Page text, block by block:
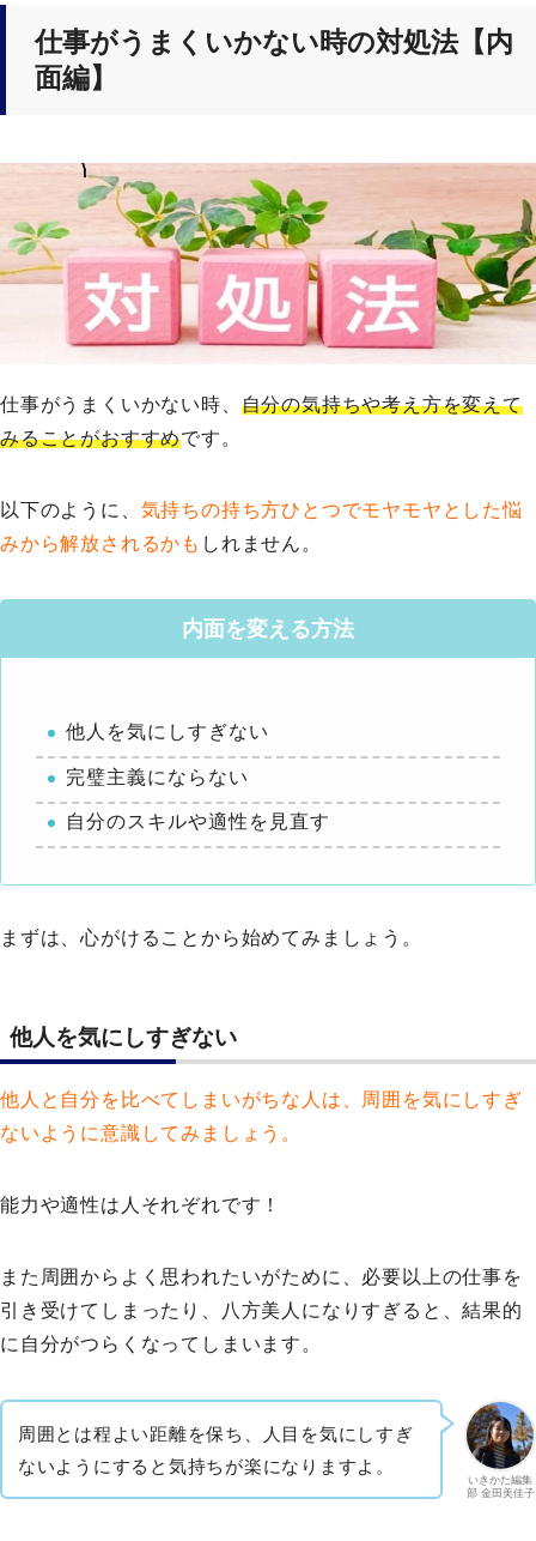
仕事がうまくいかない時の対処法【内
面編】
仕事がうまくいかない時、 自分の気持ちや考え方を変えて
みることがおすすめです。
以下のように、 気持ちの持ち方ひとつでモヤモヤとした悩
みから解放されるかも しれません。
内面を変える方法
他人を気にしすぎない
完璧主義にならない
自分のスキルや適性を見直す
まずは、心がけることから始めてみましょう。
他人を気にしすぎない
他人と自分を比べてしまいがちな人は、周囲を気にしすぎ
ないように意識してみましょう。
能力や適性は人それぞれです！
また周囲からよく思われたいがために、必要以上の仕事を
引き受けてしまったり、八方美人になりすぎると、結果的
に自分がつらくなってしまいます。
いきかた編集
部 金田美佳子
周囲とは程よい距離を保ち、人目を気にしすぎ
ないようにすると気持ちが楽になりますよ。